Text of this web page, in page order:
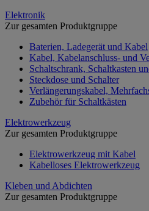
Elektronik
Zur gesamten Produktgruppe
Baterien, Ladegerät und Kabel
Kabel, Kabelanschluss- und
Schaltschrank, Schaltkasten
Steckdose und Schalter
Verlängerungskabel,
Zubehör für Schaltkästen
Elektrowerkzeug
Zur gesamten Produktgruppe
Elektrowerkzeug mit Kabel
Kabelloses Elektrowerkzeug
Kleben und Abdichten
Zur gesamten Produktgruppe